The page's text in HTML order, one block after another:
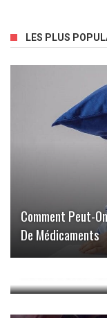
LES PLUS
Comment Peut-
De Médicaments
Trouver Votre